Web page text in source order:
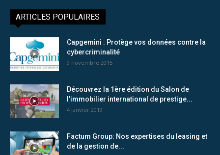
ARTICLES POPULAIRES
Capgemini : Protège vos données contre la
cybercriminalité
9 novembre 2015
Découvrez la 1ère édition du Salon de
l’immobilier international de prestige...
4 janvier 2019
Factum Group: Nos expertises du leasing et
de la gestion de...